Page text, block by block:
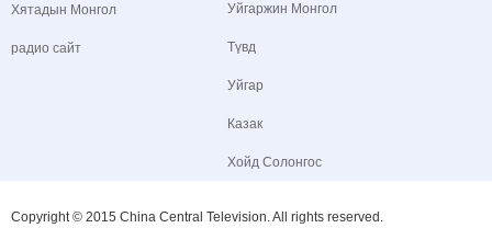
Хятадын Монгол
радио сайт
Уйгаржин Монгол
Түвд
Уйгар
Казак
Хойд Солонгос
Copyright © 2015 China Central Television. All rights reserved.